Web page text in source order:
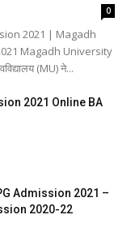
0
2021 | Magadh
Magadh University
(MU) ने...
2021 Online BA
Admission 2021 –
2020-22